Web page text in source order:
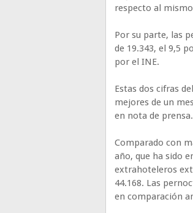
respecto al
Por su parte, las
de 19.343, el 9,5
por el INE.
Estas dos cifras
mejores de un
en nota de prensa.
Comparado con
año, que ha sido
extrahoteleros
44.168. Las
en comparación